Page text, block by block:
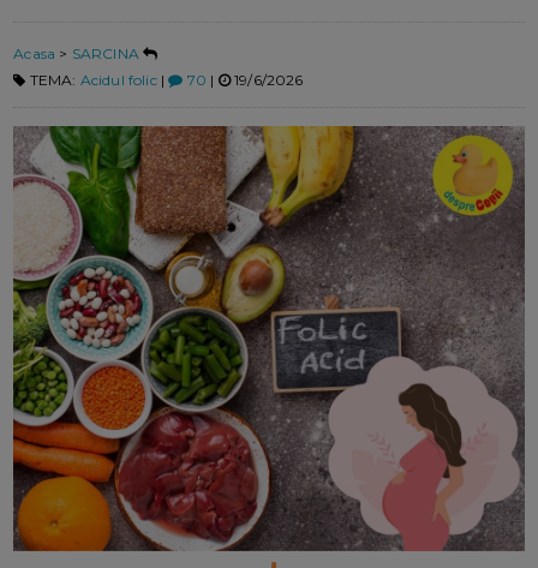
Acasa > SARCINA
TEMA: Acidul folic| 70 | 19/6/2026